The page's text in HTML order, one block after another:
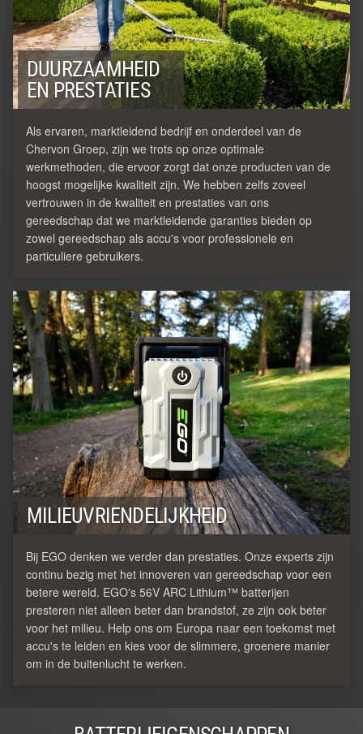
DUURZAAMHEID
EN PRESTATIES
Als ervaren, marktleidend bedrijf en onderdeel van de
Chervon Groep, zijn we trots op onze optimale
werkmethoden, die ervoor zorgt dat onze producten van de
hoogst mogelijke kwaliteit zijn. We hebben zelfs zoveel
vertrouwen in de kwaliteit en prestaties van ons
gereedschap dat we marktleidende garanties bieden op
zowel gereedschap als accu's voor professionele en
particuliere gebruikers.
MILIEUVRIENDELIJKHEID
Bij EGO denken we verder dan prestaties. Onze experts zijn
continu bezig met het innoveren van gereedschap voor een
betere wereld. EGO's 56V ARC Lithium™ batterijen
presteren niet alleen beter dan brandstof, ze zijn ook beter
voor het milieu. Help ons om Europa naar een toekomst met
accu's te leiden en kies voor de slimmere, groenere manier
om in de buitenlucht te werken.